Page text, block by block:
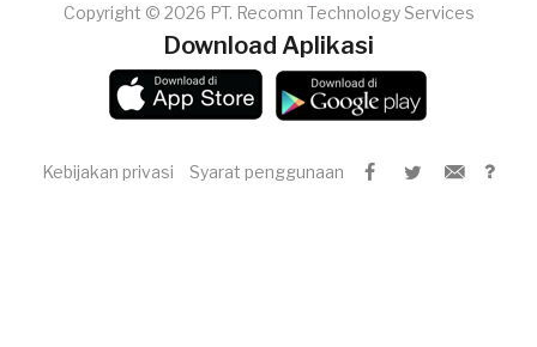
Copyright © 2026 PT. Recomn Technology Services
Download Aplikasi
Kebijakan privasi Syarat penggunaan